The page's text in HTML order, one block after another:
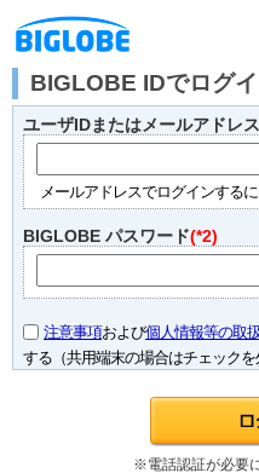
BIGLOBE IDでログ
ユーザIDまたはメールアドレス
メールアドレスでログインする
BIGLOBE パスワード(*2)
注意事項および個人情報等の取
する（共用端末の場合はチェックを
※電話認証が必要